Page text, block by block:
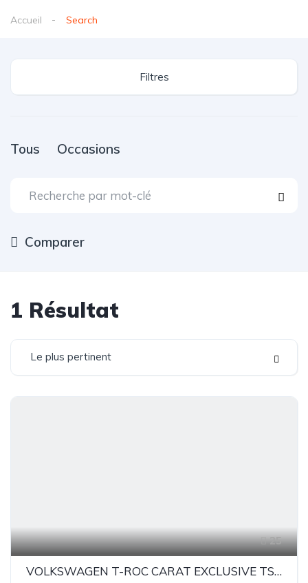
Accueil Search
Filtres
Tous Occasions
Comparer
1 Résultat
Le plus pertinent
25
VOLKSWAGEN T-ROC CARAT EXCLUSIVE TSI 150CV BM6